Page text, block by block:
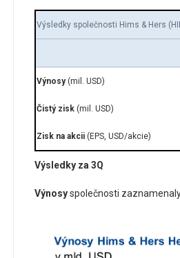
Výsledky společnosti Hims & Hers
Výnosy(mil. USD)
Čistý zisk (mil. USD)
Zisk na akcii (EPS, USD/akcie)
Výsledky za 3Q
Výnosyspolečnosti